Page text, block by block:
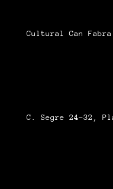
Cultural Can Fabra.
C. Segre 24-32,